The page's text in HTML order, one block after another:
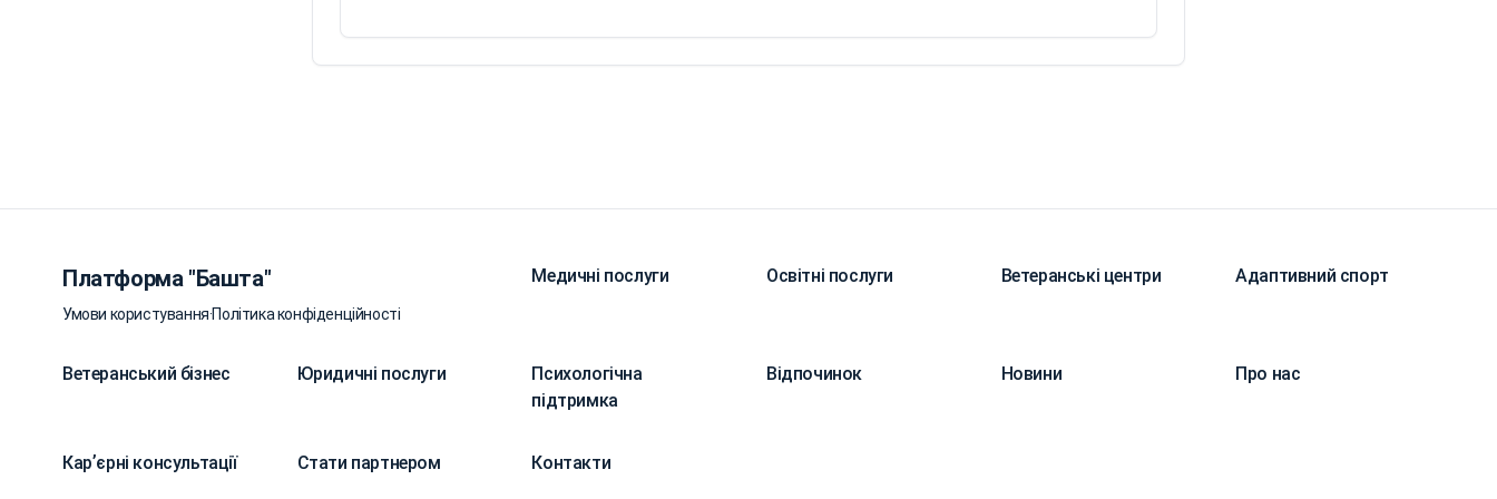
Платформа "Башта"
Умови користування·Політика конфіденційності
Медичні послуги Освітні послуги Ветеранські центри Адаптивний спорт
Ветеранський бізнес Юридичні послуги
Психологічна
підтримка
Відпочинок Новини Про нас
Карʼєрні консультації Стати партнером Контакти